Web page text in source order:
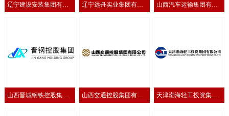
辽宁建设安装集团有限 辽宁远舟实业集团有限 山西汽车运输集团有限
山西晋城钢铁控股集团 山西交通控股集团有限 天津渤海轻工投资集团